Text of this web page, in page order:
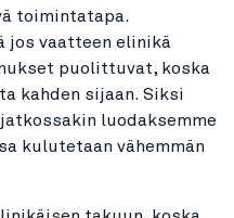
toimintatapa.
jos vaatteen elinikä
puolittuvat, koska
kahden sijaan. Siksi
luodaksemme
kulutetaan vähemmän